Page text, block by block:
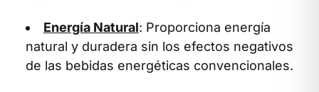
Energía Natural: Proporciona energía
natural y duradera sin los efectos negativos
de las bebidas energéticas convencionales.